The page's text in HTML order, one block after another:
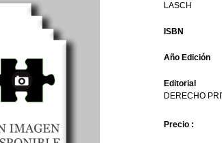
LASCH
ISBN
Año Edición
Editorial
DERECHO
Precio :